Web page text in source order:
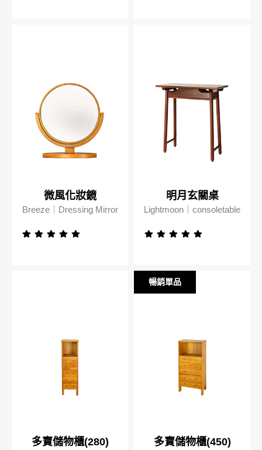
微風化妝鏡
Breeze｜Dressing Mirror
明月玄關桌
Lightmoon｜consoletable
多寶儲物櫃(280) 多寶儲物櫃(450)
暢銷單品
暢銷單品